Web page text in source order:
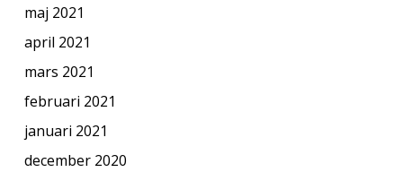
maj 2021
april 2021
mars 2021
februari 2021
januari 2021
december 2020